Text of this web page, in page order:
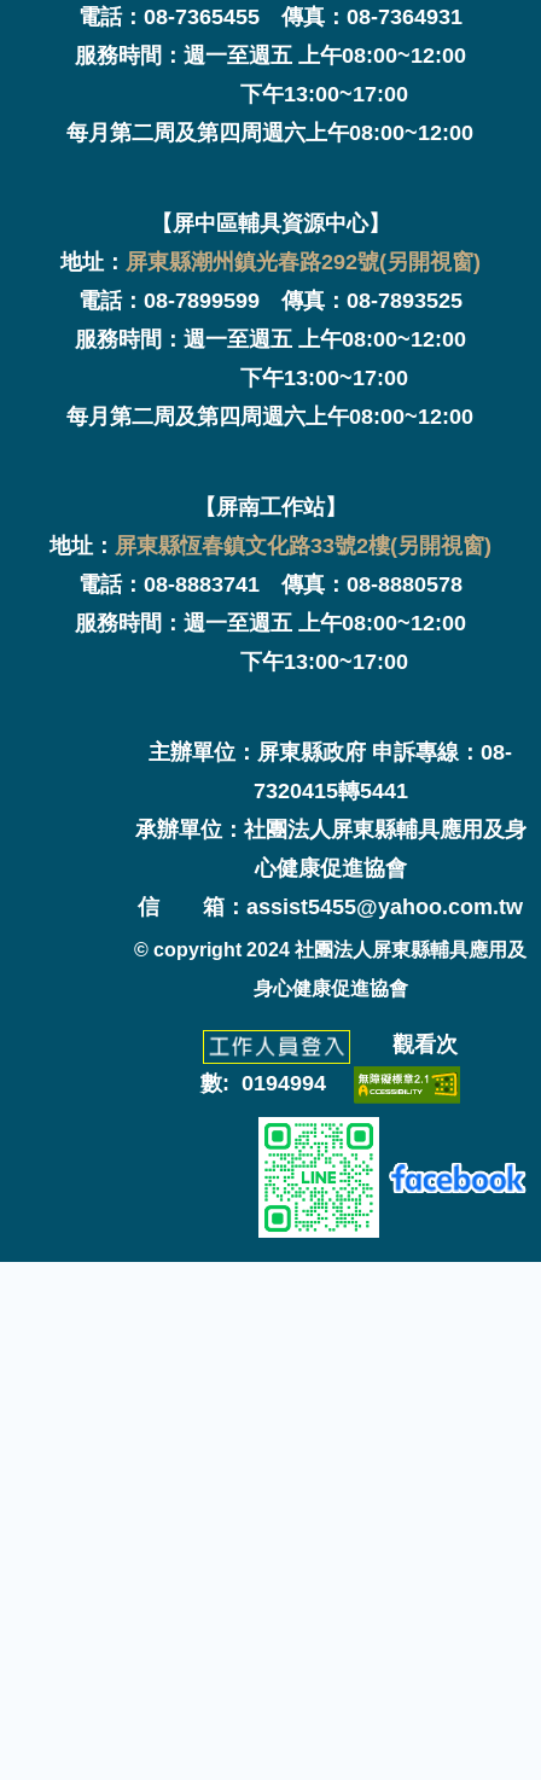
電話：08-7365455 傳真：08-7364931
服務時間：週一至週五 上午08:00~12:00
下午13:00~17:00
每月第二周及第四周週六上午08:00~12:00
【屏中區輔具資源中心】
地址： 屏東縣潮州鎮光春路292號(另開視窗)
電話：08-7899599 傳真：08-7893525
服務時間：週一至週五 上午08:00~12:00
下午13:00~17:00
每月第二周及第四周週六上午08:00~12:00
【屏南工作站】
地址： 屏東縣恆春鎮文化路33號2樓(另開視窗)
電話：08-8883741 傳真：08-8880578
服務時間：週一至週五 上午08:00~12:00
下午13:00~17:00
主辦單位：屏東縣政府 申訴專線：08-
7320415轉5441
承辦單位：社團法人屏東縣輔具應用及身
心健康促進協會
信 箱：assist5455@yahoo.com.tw
© copyright 2024 社團法人屏東縣輔具應用及
身心健康促進協會
觀看次
數: 0194994